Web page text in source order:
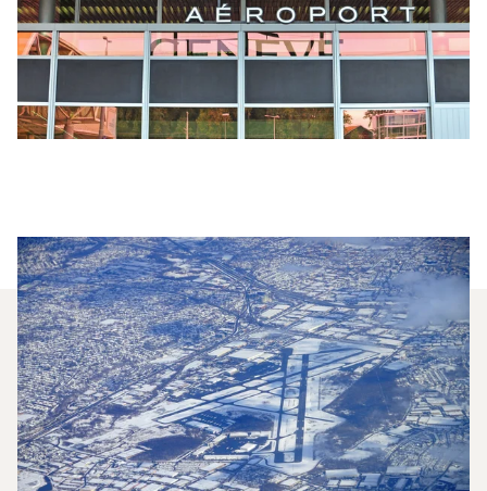
Quali Jet Privati Vengono
Noleggiati Più
Frequentemente Tra Ginevra E
New York?